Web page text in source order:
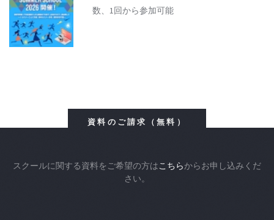
数、1回から参加可能
資料のご請求（無料）
スクールに関する資料をご希望の方はこちらからお申し込みくだ
さい。